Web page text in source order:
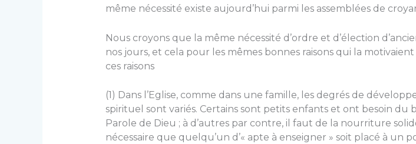
même nécessité existe aujourd’hui parmi les assemblées de
Nous croyons que la même nécessité d’ordre et d’élection
nos jours, et cela pour les mêmes bonnes raisons qui la motivaient
ces raisons
(1) Dans l’Eglise, comme dans une famille, les degrés de
spirituel sont variés. Certains sont petits enfants et ont besoin du
Parole de Dieu ; à d’autres par contre, il faut de la nourriture
nécessaire que quelqu’un d’« apte à enseigner » soit placé à un